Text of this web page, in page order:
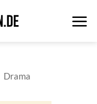
Drama